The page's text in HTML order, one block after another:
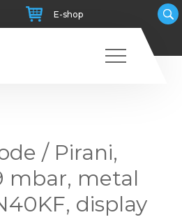
E-shop
/ Pirani,
mbar, metal
display